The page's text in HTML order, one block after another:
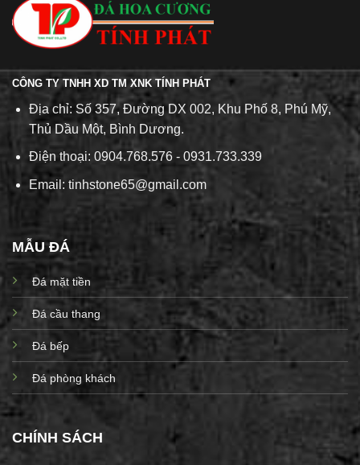
CÔNG TY TNHH XD TM XNK TÍNH PHÁT
Địa chỉ: Số 357, Đường DX 002, Khu Phố 8, Phú Mỹ,
Thủ Dầu Một, Bình Dương.
Điện thoại: 0904.768.576 - 0931.733.339
Email: tinhstone65@gmail.com
MẪU ĐÁ
Đá mặt tiền
Đá cầu thang
Đá bếp
Đá phòng khách
CHÍNH SÁCH